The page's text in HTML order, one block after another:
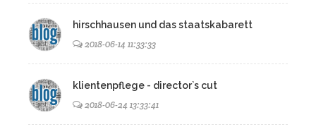
hirschhausen und das staatskabarett
2018-06-14 11:33:33
klientenpflege - director`s cut
2018-06-24 13:33:41